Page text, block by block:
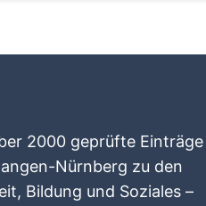
2000 geprüfte Einträge
Nürnberg zu den
Bildung und Soziales –